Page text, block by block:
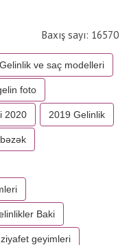
Baxış sayı: 16570
Gelinlik ve saç modelleri
foto
2020 2019 Gelinlik
Baki
geyimleri